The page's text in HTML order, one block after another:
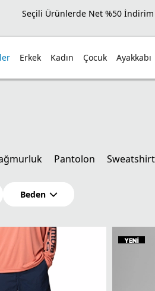
Seçili Ürünlerde Net %50 İndirim
Erkek Kadın Çocuk Ayakkabı
Pantolon Sweatshirt
Beden